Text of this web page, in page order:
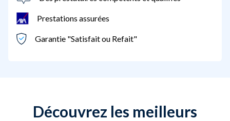
Prestations assurées
Garantie "Satisfait ou Refait"
Découvrez les meilleurs